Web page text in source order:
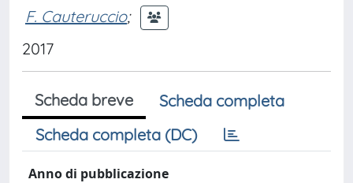
F. Cauteruccio;
2017
Scheda breve
Scheda completa
Scheda completa (DC)
Anno di pubblicazione